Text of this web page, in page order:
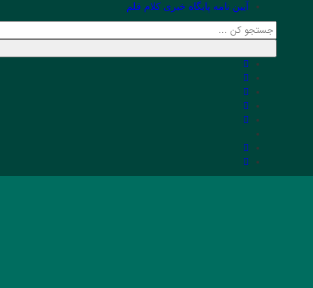
آیین نامه پایگاه خبری کلام قلم